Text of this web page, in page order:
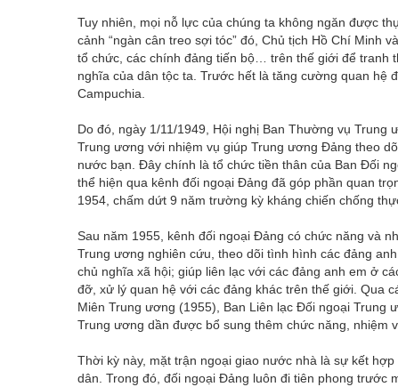
Tuy nhiên, mọi nỗ lực của chúng ta không ngăn được
cảnh “ngàn cân treo sợi tóc” đó, Chủ tịch Hồ Chí Minh
tổ chức, các chính đảng tiến bộ… trên thế giới để tranh
nghĩa của dân tộc ta. Trước hết là tăng cường quan hệ
Campuchia.
Do đó, ngày 1/11/1949, Hội nghị Ban Thường vụ
Trung ương với nhiệm vụ giúp Trung ương Đảng theo
nước bạn. Đây chính là tổ chức tiền thân của Ban Đối
thể hiện qua kênh đối ngoại Đảng đã góp phần quan
1954, chấm dứt 9 năm trường kỳ kháng chiến chống
Sau năm 1955, kênh đối ngoại Đảng có chức năng và
Trung ương nghiên cứu, theo dõi tình hình các đảng
chủ nghĩa xã hội; giúp liên lạc với các đảng anh em ở
đỡ, xử lý quan hệ với các đảng khác trên thế giới. Qua
Miên Trung ương (1955), Ban Liên lạc Đối ngoại Trung
Trung ương dần được bổ sung thêm chức năng, nhiệm
Thời kỳ này, mặt trận ngoại giao nước nhà là sự kết
dân. Trong đó, đối ngoại Đảng luôn đi tiên phong trước